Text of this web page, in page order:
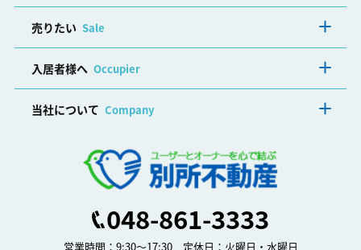
売りたい Sale
入居者様へ Occupier
当社について Company
048-861-3333
営業時間：9:30～17:30 定休日：火曜日・水曜日